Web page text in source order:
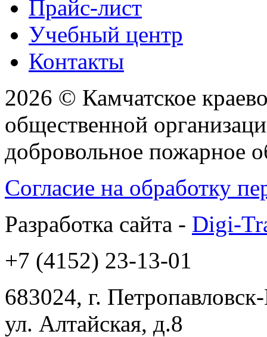
Прайс-лист
Учебный центр
Контакты
2026 © Камчатское
общественной
добровольное пожарное
Согласие на обработку
Разработка сайта - Digi-
+7 (4152) 23-13-01
683024, г.
ул. Алтайская, д.8